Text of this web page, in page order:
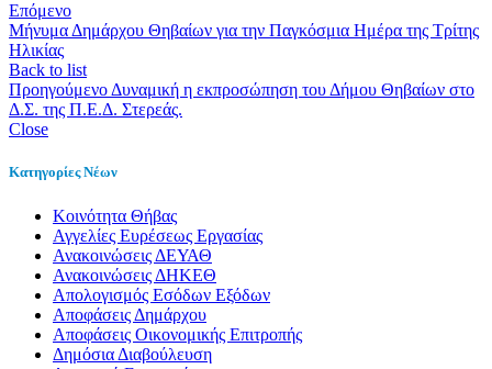
Επόμενο
Μήνυμα Δημάρχου Θηβαίων για την Παγκόσμια Ημέρα της Τρίτης
Ηλικίας
Back to list
Προηγούμενο Δυναμική η εκπροσώπηση του Δήμου Θηβαίων στο
Δ.Σ. της Π.Ε.Δ. Στερεάς.
Close
Κατηγορίες Νέων
Kοινότητα Θήβας
Αγγελίες Ευρέσεως Εργασίας
Ανακοινώσεις ΔΕΥΑΘ
Ανακοινώσεις ΔΗΚΕΘ
Απολογισμός Εσόδων Εξόδων
Αποφάσεις Δημάρχου
Αποφάσεις Οικονομικής Επιτροπής
Δημόσια Διαβούλευση